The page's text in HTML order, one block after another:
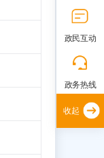
政民互动
政务热线
收起